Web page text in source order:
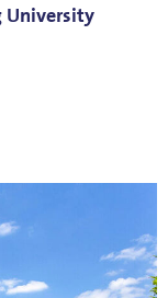
University